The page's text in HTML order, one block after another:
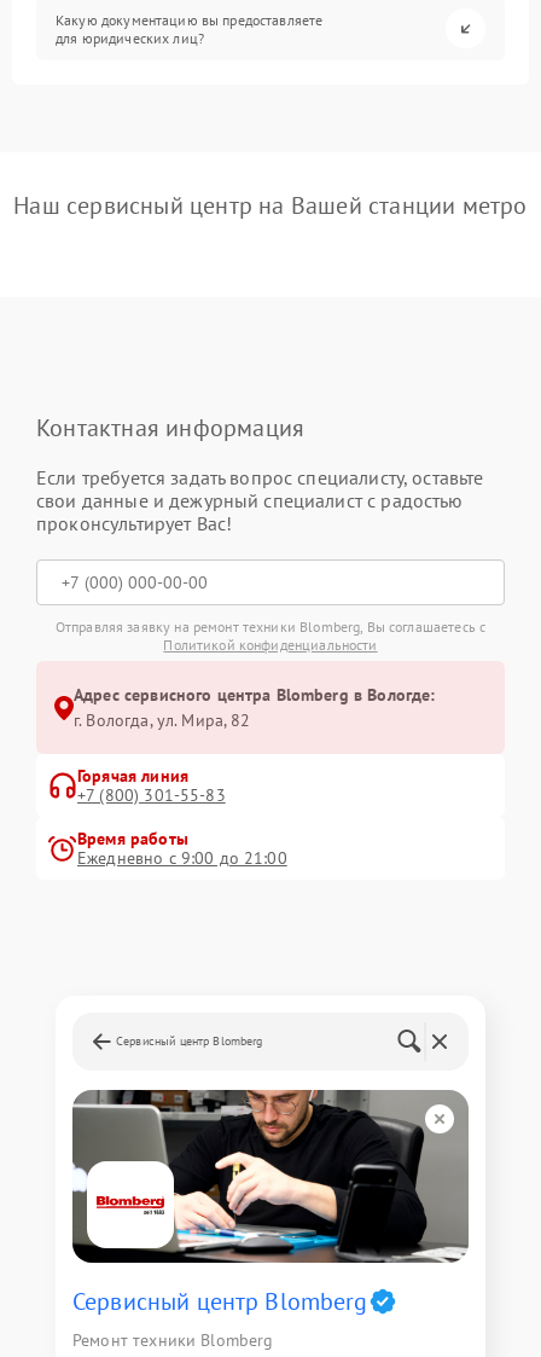
Какую документацию вы предоставляете
для юридических лиц?
Наш сервисный центр на Вашей станции метро
Контактная информация
Если требуется задать вопрос специалисту, оставьте
свои данные и дежурный специалист с радостью
проконсультирует Вас!
Отправляя заявку на ремонт техники Blomberg, Вы соглашаетесь с
Политикой конфиденциальности
Адрес сервисного центра Blomberg в Вологде:
г. Вологда, ул. Мира, 82
Горячая линия
+7 (800) 301-55-83
Время работы
Ежедневно с 9:00 до 21:00
Сервисный центр Blomberg
Сервисный центр Blomberg
Ремонт техники Blomberg